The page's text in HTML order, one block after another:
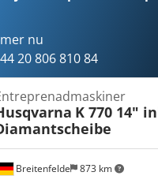
nu
20 806 810 84
Breitenfelde 873 km
K 770 14"